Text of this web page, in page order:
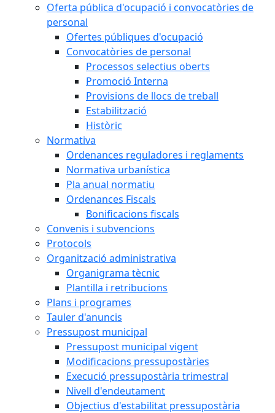
Oferta pública d'ocupació i convocatòries de
personal
Ofertes públiques d'ocupació
Convocatòries de personal
Processos selectius oberts
Promoció Interna
Provisions de llocs de treball
Estabilització
Històric
Normativa
Ordenances reguladores i reglaments
Normativa urbanística
Pla anual normatiu
Ordenances Fiscals
Bonificacions fiscals
Convenis i subvencions
Protocols
Organització administrativa
Organigrama tècnic
Plantilla i retribucions
Plans i programes
Tauler d'anuncis
Pressupost municipal
Pressupost municipal vigent
Modificacions pressupostàries
Execució pressupostària trimestral
Nivell d'endeutament
Objectius d'estabilitat pressupostària